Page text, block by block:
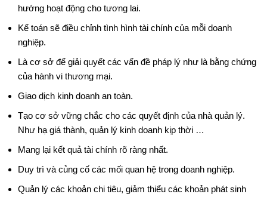
hướng hoạt động cho tương lai.
Kế toán sẽ điều chỉnh tình hình tài chính của mỗi doanh
nghiệp.
Là cơ sở để giải quyết các vấn đề pháp lý như là bằng chứng
của hành vi thương mại.
Giao dịch kinh doanh an toàn.
Tạo cơ sở vững chắc cho các quyết định của nhà quản lý.
Như hạ giá thành, quản lý kinh doanh kịp thời …
Mang lại kết quả tài chính rõ ràng nhất.
Duy trì và củng cố các mối quan hệ trong doanh nghiệp.
Quản lý các khoản chi tiêu, giảm thiểu các khoản phát sinh